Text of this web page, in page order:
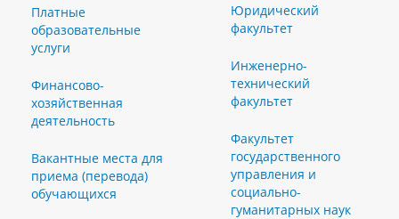
Платные
образовательные
услуги
Финансово-
хозяйственная
деятельность
Вакантные места для
приема (перевода)
обучающихся
Юридический
факультет
Инженерно-
технический
факультет
Факультет
государственного
управления и
социально-
гуманитарных наук